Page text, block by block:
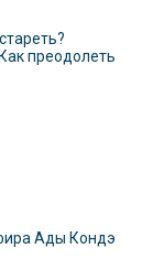
преодолеть
Ады Кондэ